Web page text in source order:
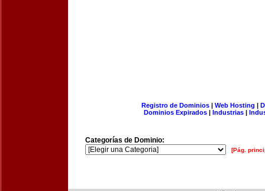
Registro de Dominios| Web Hosting |
Dominios Expirados | Industrias |
Categorías de Dominio:
[Pág.